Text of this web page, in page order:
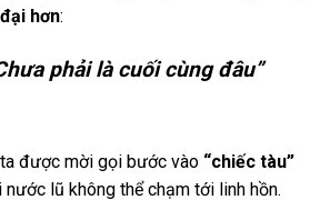
hơn:
phải là cuối cùng đâu”
được mời gọi bước vào “chiếc tàu”
nước lũ không thể chạm tới linh hồn.